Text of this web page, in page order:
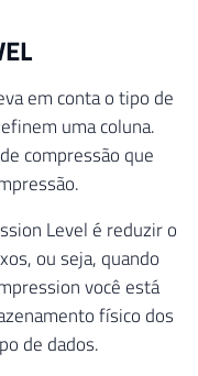
em conta o tipo de
uma coluna.
compressão que
Level é reduzir o
ou seja, quando
você está
físico dos
de dados.